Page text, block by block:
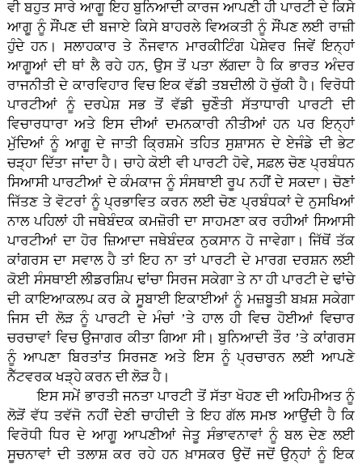
ਵੀ ਬਹੁਤ ਸਾਰੇ ਆਗੂ ਇਹ ਬੁਨਿਆਦੀ ਕਾਰਜ ਆਪਣੀ ਹੀ ਪਾਰਟੀ ਦੇ ਕਿਸੇ
ਆਗੂ ਨੂੰ ਸੌਂਪਣ ਦੀ ਬਜਾਏ ਕਿਸੇ ਬਾਹਰਲੇ ਵਿਅਕਤੀ ਨੂੰ ਸੌਂਪਣ ਲਈ ਰਾਜ਼ੀ
ਹੁੰਦੇ ਹਨ। ਸਲਾਹਕਾਰ ਤੇ ਨੌਜਵਾਨ ਮਾਰਕੀਟਿੰਗ ਪੇਸ਼ੇਵਰ ਜਿਵੇਂ ਇਨ੍ਹਾਂ
ਆਗੂਆਂ ਦੀ ਥਾਂ ਲੈ ਰਹੇ ਹਨ, ਉਸ ਤੋਂ ਪਤਾ ਲੱਗਦਾ ਹੈ ਕਿ ਭਾਰਤ ਅੰਦਰ
ਰਾਜਨੀਤੀ ਦੇ ਕਾਰਵਿਹਾਰ ਵਿਚ ਇਕ ਵੱਡੀ ਤਬਦੀਲੀ ਹੋ ਚੁੱਕੀ ਹੈ। ਵਿਰੋਧੀ
ਪਾਰਟੀਆਂ ਨੂੰ ਦਰਪੇਸ਼ ਸਭ ਤੋਂ ਵੱਡੀ ਚੁਣੌਤੀ ਸੱਤਾਧਾਰੀ ਪਾਰਟੀ ਦੀ
ਵਿਚਾਰਧਾਰਾ ਅਤੇ ਇਸ ਦੀਆਂ ਦਮਨਕਾਰੀ ਨੀਤੀਆਂ ਹਨ ਪਰ ਇਨ੍ਹਾਂ
ਮੁੱਦਿਆਂ ਨੂੰ ਆਗੂ ਦੇ ਜਾਤੀ ਕ੍ਰਿਸ਼ਮੇ ਤਹਿਤ ਸੁਸ਼ਾਸਨ ਦੇ ਏਜੰਡੇ ਦੀ ਭੇਟ
ਚੜ੍ਹਾ ਦਿੱਤਾ ਜਾਂਦਾ ਹੈ। ਚਾਹੇ ਕੋਈ ਵੀ ਪਾਰਟੀ ਹੋਵੇ, ਸਫ਼ਲ ਚੋਣ ਪ੍ਰਬੰਧਨ
ਸਿਆਸੀ ਪਾਰਟੀਆਂ ਦੇ ਕੰਮਕਾਜ ਨੂੰ ਸੰਸਥਾਈ ਰੂਪ ਨਹੀਂ ਦੇ ਸਕਦਾ। ਚੋਣਾਂ
ਜਿੱਤਣ ਤੇ ਵੋਟਰਾਂ ਨੂੰ ਪ੍ਰਭਾਵਿਤ ਕਰਨ ਲਈ ਚੋਣ ਪ੍ਰਬੰਧਕਾਂ ਦੇ ਨੁਸਖਿਆਂ
ਨਾਲ ਪਹਿਲਾਂ ਹੀ ਜਥੇਬੰਦਕ ਕਮਜ਼ੋਰੀ ਦਾ ਸਾਹਮਣਾ ਕਰ ਰਹੀਆਂ ਸਿਆਸੀ
ਪਾਰਟੀਆਂ ਦਾ ਹੋਰ ਜ਼ਿਆਦਾ ਜਥੇਬੰਦਕ ਨੁਕਸਾਨ ਹੋ ਜਾਵੇਗਾ। ਜਿੱਥੋਂ ਤੱਕ
ਕਾਂਗਰਸ ਦਾ ਸਵਾਲ ਹੈ ਤਾਂ ਇਹ ਨਾ ਤਾਂ ਪਾਰਟੀ ਦੇ ਮਾਰਗ ਦਰਸ਼ਨ ਲਈ
ਕੋਈ ਸੰਸਥਾਈ ਲੀਡਰਸ਼ਿਪ ਢਾਂਚਾ ਸਿਰਜ ਸਕੇਗਾ ਤੇ ਨਾ ਹੀ ਪਾਰਟੀ ਦੇ ਢਾਂਚੇ
ਦੀ ਕਾਇਆਕਲਪ ਕਰ ਕੇ ਸੂਬਾਈ ਇਕਾਈਆਂ ਨੂੰ ਮਜ਼ਬੂਤੀ ਬਖ਼ਸ਼ ਸਕੇਗਾ
ਜਿਸ ਦੀ ਲੋੜ ਨੂੰ ਪਾਰਟੀ ਦੇ ਮੰਚਾਂ ’ਤੇ ਹਾਲ ਹੀ ਵਿਚ ਹੋਈਆਂ ਵਿਚਾਰ
ਚਰਚਾਵਾਂ ਵਿਚ ਉਜਾਗਰ ਕੀਤਾ ਗਿਆ ਸੀ। ਬੁਨਿਆਦੀ ਤੌਰ ’ਤੇ ਕਾਂਗਰਸ
ਨੂੰ ਆਪਣਾ ਬਿਰਤਾਂਤ ਸਿਰਜਣ ਅਤੇ ਇਸ ਨੂੰ ਪ੍ਰਚਾਰਨ ਲਈ ਆਪਣੇ
ਨੈੱਟਵਰਕ ਖੜ੍ਹੇ ਕਰਨ ਦੀ ਲੋੜ ਹੈ।
ਇਸ ਸਮੇਂ ਭਾਰਤੀ ਜਨਤਾ ਪਾਰਟੀ ਤੋਂ ਸੱਤਾ ਖੋਹਣ ਦੀ ਅਹਿਮੀਅਤ ਨੂੰ
ਲੋੜੋਂ ਵੱਧ ਤਵੱਜੋ ਨਹੀਂ ਦੇਣੀ ਚਾਹੀਦੀ ਤੇ ਇਹ ਗੱਲ ਸਮਝ ਆਉਂਦੀ ਹੈ ਕਿ
ਵਿਰੋਧੀ ਧਿਰ ਦੇ ਆਗੂ ਆਪਣੀਆਂ ਜੇਤੂ ਸੰਭਾਵਨਾਵਾਂ ਨੂੰ ਬਲ ਦੇਣ ਲਈ
ਸੂਚਨਾਵਾਂ ਦੀ ਤਲਾਸ਼ ਕਰ ਰਹੇ ਹਨ ਖ਼ਾਸਕਰ ਉਦੋਂ ਜਦੋਂ ਉਨ੍ਹਾਂ ਨੂੰ ਇਕ